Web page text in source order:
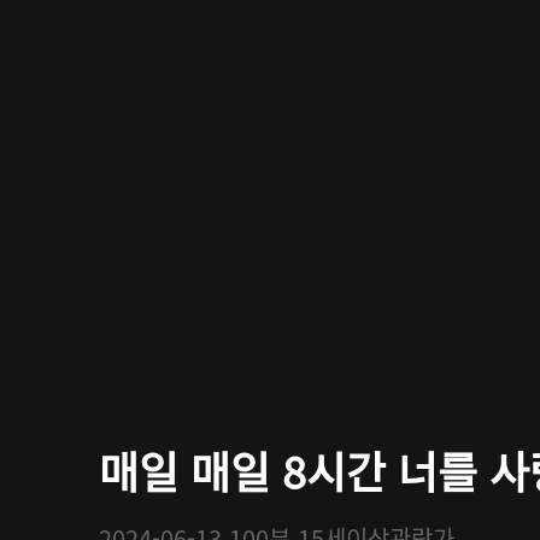
매일 매일 8시간 너를